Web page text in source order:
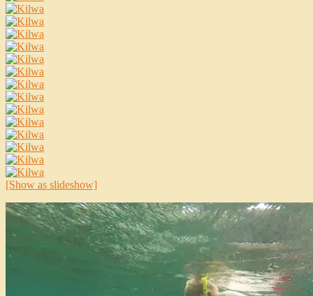
[Show as slideshow]